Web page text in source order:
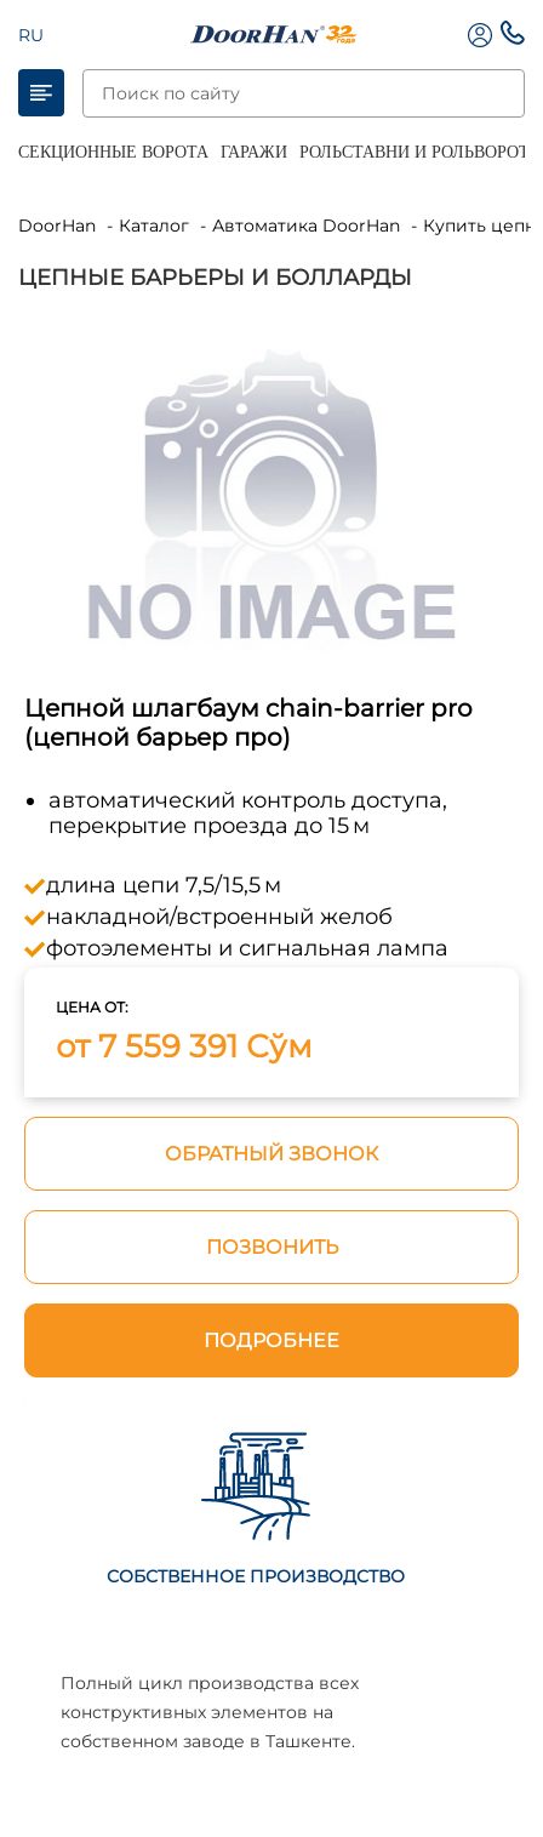
RU
СЕКЦИОННЫЕ ВОРОТА ГАРАЖИ РОЛЬСТАВНИ И РОЛЬВОРОТА
DoorHan Каталог Автоматика DoorHan Купить
ЦЕПНЫЕ БАРЬЕРЫ И БОЛЛАРДЫ
Цепной шлагбаум chain-barrier pro
(цепной барьер про)
автоматический контроль доступа,
перекрытие проезда до 15 м
длина цепи 7,5/15,5 м
накладной/встроенный желоб
фотоэлементы и сигнальная лампа
ЦЕНА ОТ:
от 7 559 391 Сўм
ОБРАТНЫЙ ЗВОНОК
ПОЗВОНИТЬ
ПОДРОБНЕЕ
СОБСТВЕННОЕ ПРОИЗВОДСТВО
Полный цикл производства всех
конструктивных элементов на
собственном заводе в Ташкенте.